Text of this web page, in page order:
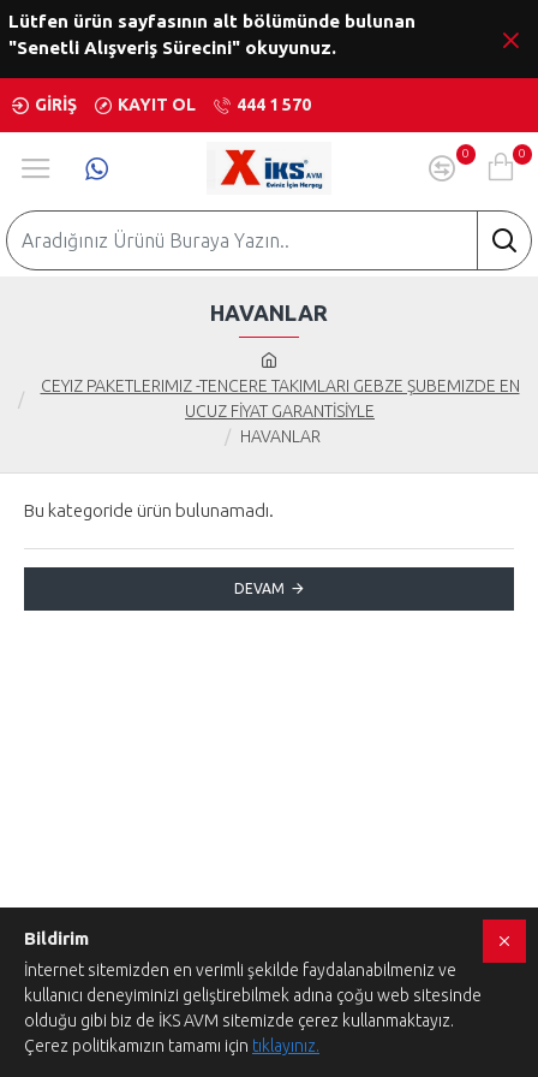
Lütfen ürün sayfasının alt bölümünde bulunan
"Senetli Alışveriş Sürecini" okuyunuz.
GIRIŞ KAYIT OL 444 1 570
0 0
CEYIZ PAKETLERIMIZ -TENCERE TAKIMLARI GEBZE ŞUBEMIZDE EN
UCUZ FİYAT GARANTİSİYLE
HAVANLAR
HAVANLAR
Bu kategoride ürün bulunamadı.
DEVAM
Bildirim
İnternet sitemizden en verimli şekilde faydalanabilmeniz ve
kullanıcı deneyiminizi geliştirebilmek adına çoğu web sitesinde
olduğu gibi biz de İKS AVM sitemizde çerez kullanmaktayız.
Çerez politikamızın tamamı için tıklayınız.